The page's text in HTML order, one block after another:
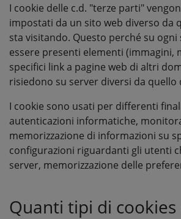
I cookie delle c.d. "terze parti"
impostati da un sito web diverso da
sta visitando. Questo perché su
essere presenti elementi (immagini,
specifici link a pagine web di altri
risiedono su server diversi da quello
I cookie sono usati per differenti
autenticazioni informatiche,
memorizzazione di informazioni su
configurazioni riguardanti gli utenti
server, memorizzazione delle
Quanti tipi di cookies